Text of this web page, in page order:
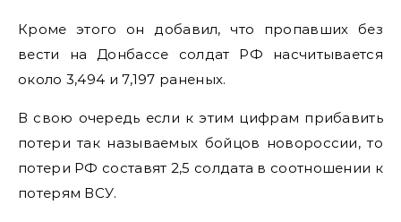
Кроме этого он добавил, что пропавших без
вести на Донбассе солдат РФ насчитывается
около 3,494 и 7,197 раненых.
В свою очередь если к этим цифрам прибавить
потери так называемых бойцов новороссии, то
потери РФ составят 2,5 солдата в соотношении к
потерям ВСУ.